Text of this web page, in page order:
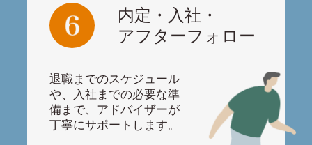
内定・入社・
アフターフォロー
退職までのスケジュール
や、入社までの必要な準
備まで、アドバイザーが
丁寧にサポートします。